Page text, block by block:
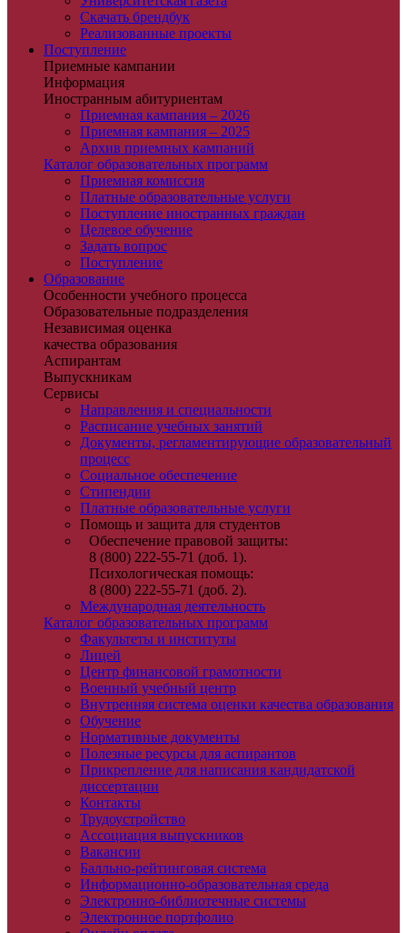
Скачать брендбук
Реализованные проекты
Поступление
Приемные кампании
Информация
Иностранным абитуриентам
Приемная кампания – 2026
Приемная кампания – 2025
Архив приемных кампаний
Каталог образовательных программ
Приемная комиссия
Платные образовательные услуги
Поступление иностранных граждан
Целевое обучение
Задать вопрос
Поступление
Образование
Особенности учебного процесса
Образовательные подразделения
Независимая оценка
качества образования
Аспирантам
Выпускникам
Сервисы
Направления и специальности
Расписание учебных занятий
Документы, регламентирующие образовательный
процесс
Социальное обеспечение
Стипендии
Платные образовательные услуги
Помощь и защита для студентов
Обеспечение правовой защиты:
8 (800) 222-55-71 (доб. 1).
Психологическая помощь:
8 (800) 222-55-71 (доб. 2).
Международная деятельность
Каталог образовательных программ
Факультеты и институты
Лицей
Центр финансовой грамотности
Военный учебный центр
Внутренняя система оценки качества образования
Обучение
Нормативные документы
Полезные ресурсы для аспирантов
Прикрепление для написания кандидатской
диссертации
Контакты
Трудоустройство
Ассоциация выпускников
Вакансии
Балльно-рейтинговая система
Информационно-образовательная среда
Электронно-библиотечные системы
Электронное портфолио